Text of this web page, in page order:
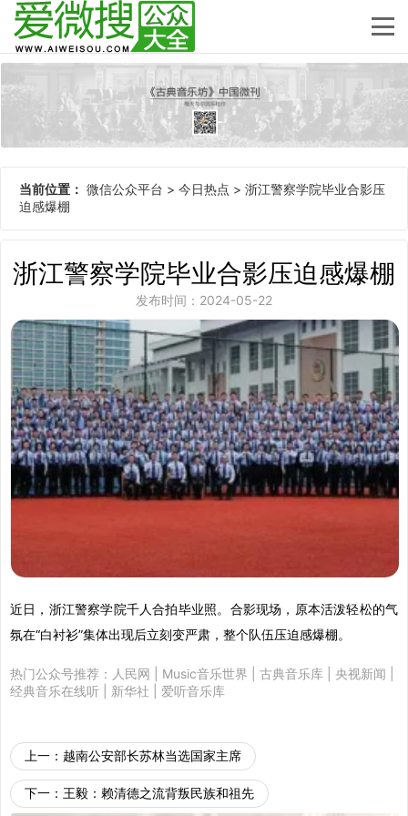
当前位置： 微信公众平台 > 今日热点 > 浙江警察学院毕业合影压
迫感爆棚
浙江警察学院毕业合影压迫感爆棚
发布时间：2024-05-22
近日，浙江警察学院千人合拍毕业照。合影现场，原本活泼轻松的气
氛在“白衬衫”集体出现后立刻变严肃，整个队伍压迫感爆棚。
热门公众号推荐： 人民网 Music音乐世界 古典音乐库 央视新闻
经典音乐在线听
新华社 爱听音乐库
上一： 越南公安部长苏林当选国家主席
下一： 王毅：赖清德之流背叛民族和祖先